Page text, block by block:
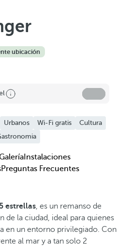
ubicación
Urbanos Wi-Fi gratis
Cultura
Instalaciones
Preguntas Frecuentes
estrellas, es un remanso de
de la ciudad, ideal para quienes
en un entorno privilegiado. Con
al mar y a tan solo 2